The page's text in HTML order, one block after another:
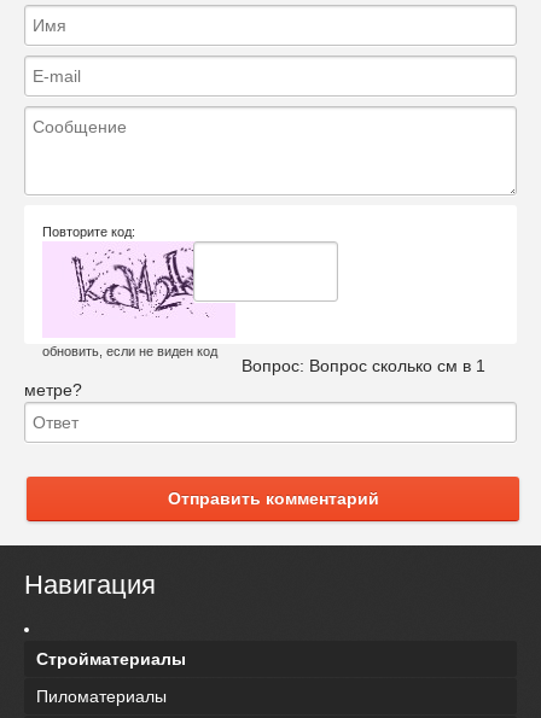
Повторите код:
обновить, если не виден код
Вопрос: Вопрос сколько см в 1
метре?
Отправить комментарий
Навигация
Стройматериалы
Пиломатериалы